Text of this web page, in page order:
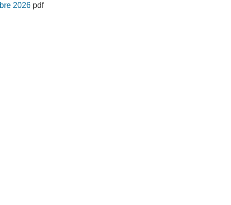
2026 pdf